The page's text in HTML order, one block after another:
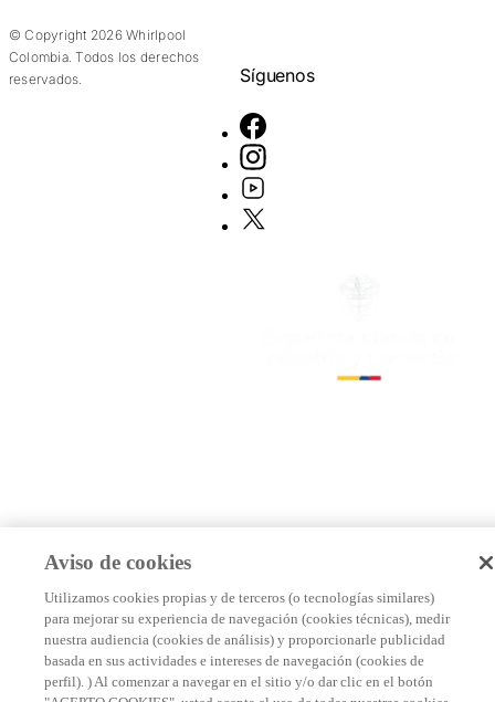
© Copyright 2026 Whirlpool
Colombia. Todos los derechos
reservados.
Síguenos
Aviso de cookies
Utilizamos cookies propias y de terceros (o tecnologías similares)
para mejorar su experiencia de navegación (cookies técnicas), medir
nuestra audiencia (cookies de análisis) y proporcionarle publicidad
basada en sus actividades e intereses de navegación (cookies de
perfil). ) Al comenzar a navegar en el sitio y/o dar clic en el botón